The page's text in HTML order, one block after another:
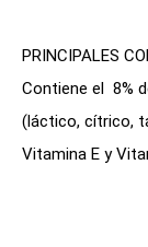
cantidad
PRINCIPALES
Contiene el 8%
(láctico, cítrico,
Vitamina E y